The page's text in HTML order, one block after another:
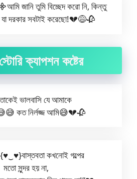
জানি তুমি বিচ্ছেদ করো নি, কিন্তু
যা দরকার সবটাই করেছো!💔😅🥀
ক্যাপশন কষ্টের
ভালবাসি যে আমাকে
কত নির্লজ্জ আমি😅💔🥀
কখনোই গল্পের
মতো সুন্দর হয় না,